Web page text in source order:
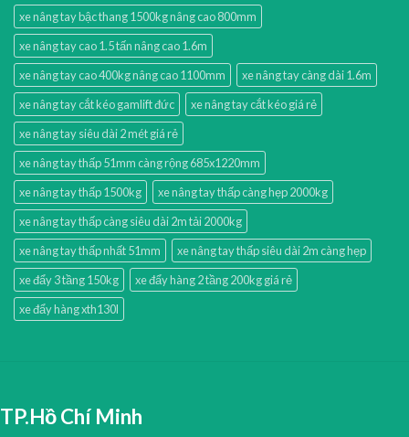
xe nâng tay bậc thang 1500kg nâng cao 800mm
xe nâng tay cao 1.5 tấn nâng cao 1.6m
xe nâng tay cao 400kg nâng cao 1100mm
xe nâng tay càng dài 1.6m
xe nâng tay cắt kéo gamlift đức
xe nâng tay cắt kéo giá rẻ
xe nâng tay siêu dài 2 mét giá rẻ
xe nâng tay thấp 51mm càng rộng 685x1220mm
xe nâng tay thấp 1500kg
xe nâng tay thấp càng hẹp 2000kg
xe nâng tay thấp càng siêu dài 2m tải 2000kg
xe nâng tay thấp nhất 51mm
xe nâng tay thấp siêu dài 2m càng hẹp
xe đẩy 3 tầng 150kg
xe đẩy hàng 2 tầng 200kg giá rẻ
xe đẩy hàng xth130l
TP.Hồ Chí Minh